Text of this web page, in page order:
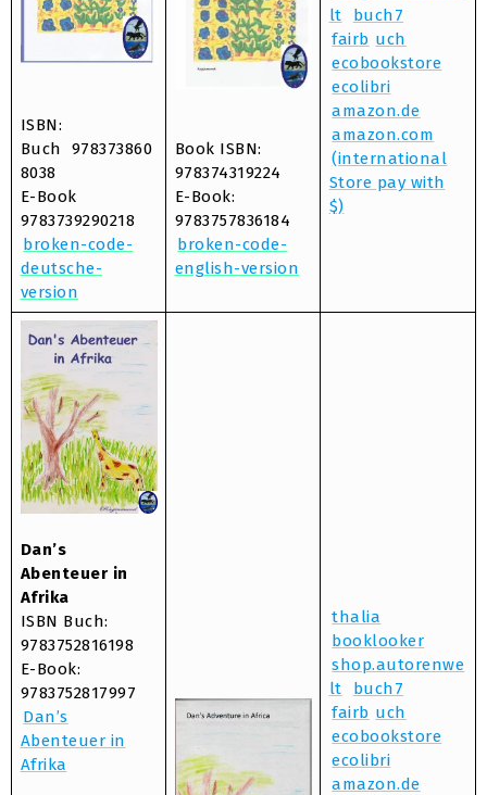
ISBN:
Buch 978373860
8038
E-Book
9783739290218
broken-code-
deutsche-
version
Book ISBN:
978374319224
E-Book:
9783757836184
broken-code-
english-version
lt
buch7
fairb uch
ecobookstore
ecolibri
amazon.de
amazon.com
(international
Store pay with
$)
Dan’s
Abenteuer in
Afrika
ISBN Buch:
9783752816198
E-Book:
9783752817997
Dan’s
Abenteuer in
Afrika
thalia
booklooker
shop.autorenwe
lt
buch7
fairb uch
ecobookstore
ecolibri
amazon.de